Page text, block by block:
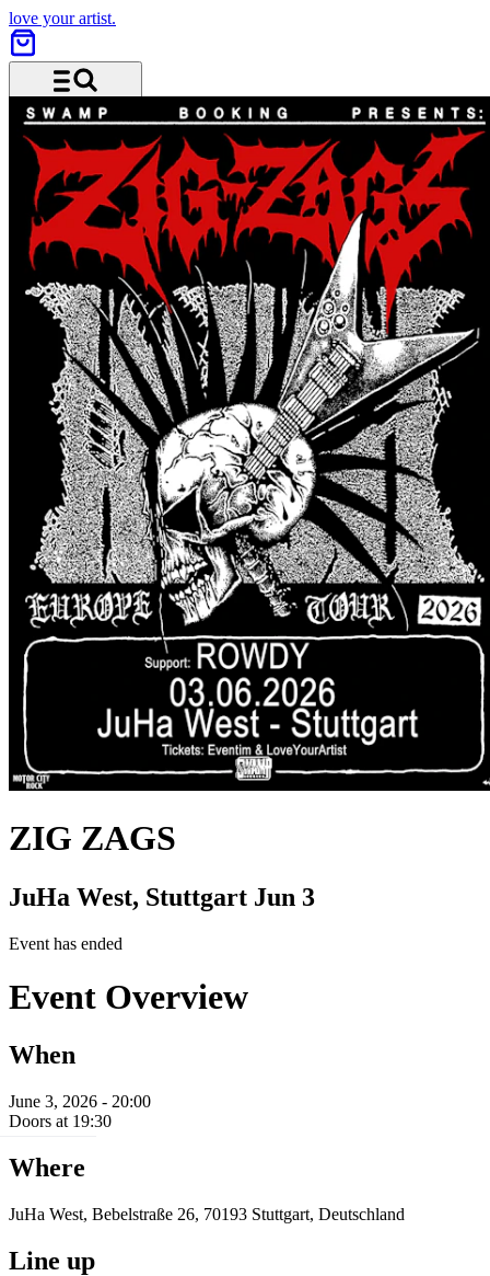
love your artist.
Menu and search
ZIG ZAGS
JuHa West, Stuttgart Jun 3
Event has ended
Event Overview
When
June 3, 2026 - 20:00
Doors at 19:30
Where
JuHa West, Bebelstraße 26, 70193 Stuttgart, Deutschland
Line up